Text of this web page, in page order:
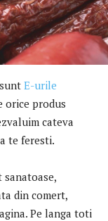
E-urile
orice produs
cateva
te feresti.
sanatoase,
din comert,
Pe langa toti